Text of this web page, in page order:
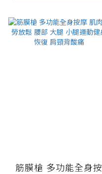
筋膜槍 多功能全身按